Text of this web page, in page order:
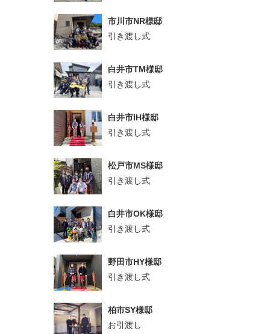
市川市NR様邸
引き渡し式
白井市TM様邸
引き渡し式
白井市IH様邸
引き渡し式
松戸市MS様邸
引き渡し式
白井市OK様邸
引き渡し式
野田市HY様邸
引き渡し式
柏市SY様邸
お引渡し